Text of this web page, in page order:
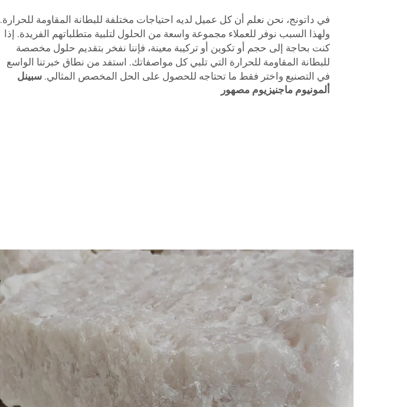
في داتونج، نحن نعلم أن كل عميل لديه احتياجات مختلفة للبطانة المقاومة للحرارة.
ولهذا السبب نوفر للعملاء مجموعة واسعة من الحلول لتلبية متطلباتهم الفريدة. إذا
كنت بحاجة إلى حجم أو تكوين أو تركيبة معينة، فإننا نفخر بتقديم حلول مخصصة
للبطانة المقاومة للحرارة التي تلبي كل مواصفاتك. استفد من نطاق خبرتنا الواسع
في التصنيع واختر فقط ما تحتاجه للحصول على الحل المخصص المثالي. سبينل
ألمونيوم ماجنيزيوم مصهور